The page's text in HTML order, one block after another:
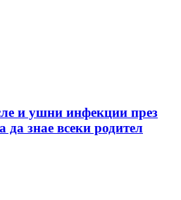
и ушни инфекции през
да знае всеки родител